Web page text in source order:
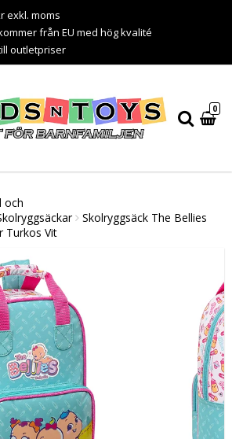
exkl. moms
från EU med hög kvalité
outletpriser
0
och
Skolryggsäck The Bellies
Turkos Vit